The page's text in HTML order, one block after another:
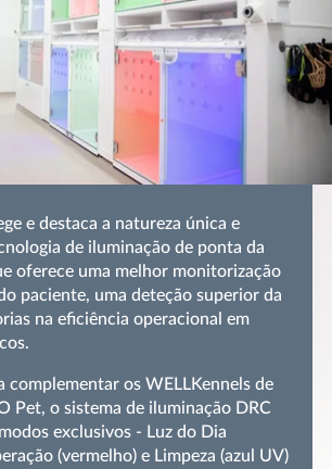
e destaca a natureza única e
de iluminação de ponta da
oferece uma melhor monitorização
paciente, uma deteção superior da
na eficiência operacional em
complementar os WELLKennels de
Pet, o sistema de iluminação DRC
exclusivos - Luz do Dia
(vermelho) e Limpeza (azul UV)